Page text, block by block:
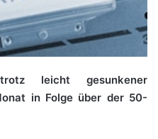
leicht gesunkener
in Folge über der 50-